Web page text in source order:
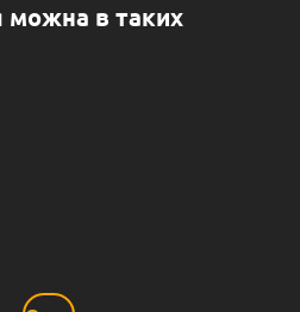
можна в таких